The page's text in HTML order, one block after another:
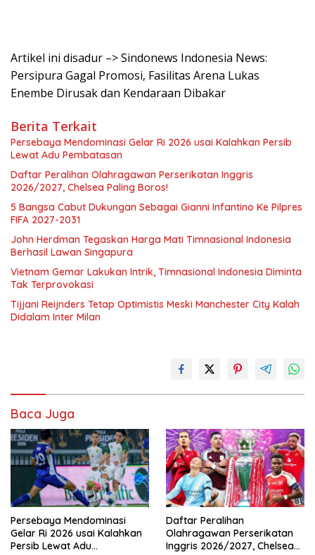
Artikel ini disadur –> Sindonews Indonesia News:
Persipura Gagal Promosi, Fasilitas Arena Lukas
Enembe Dirusak dan Kendaraan Dibakar
Berita Terkait
Persebaya Mendominasi Gelar Ri 2026 usai Kalahkan Persib
Lewat Adu Pembatasan
Daftar Peralihan Olahragawan Perserikatan Inggris
2026/2027, Chelsea Paling Boros!
5 Bangsa Cabut Dukungan Sebagai Gianni Infantino Ke Pilpres
FIFA 2027-2031
John Herdman Tegaskan Harga Mati Timnasional Indonesia
Berhasil Lawan Singapura
Vietnam Gemar Lakukan Intrik, Timnasional Indonesia Diminta
Tak Terprovokasi
Tijjani Reijnders Tetap Optimistis Meski Manchester City Kalah
Didalam Inter Milan
Baca Juga
Persebaya Mendominasi
Gelar Ri 2026 usai Kalahkan
Persib Lewat Adu
Daftar Peralihan
Olahragawan Perserikatan
Inggris 2026/2027, Chelsea